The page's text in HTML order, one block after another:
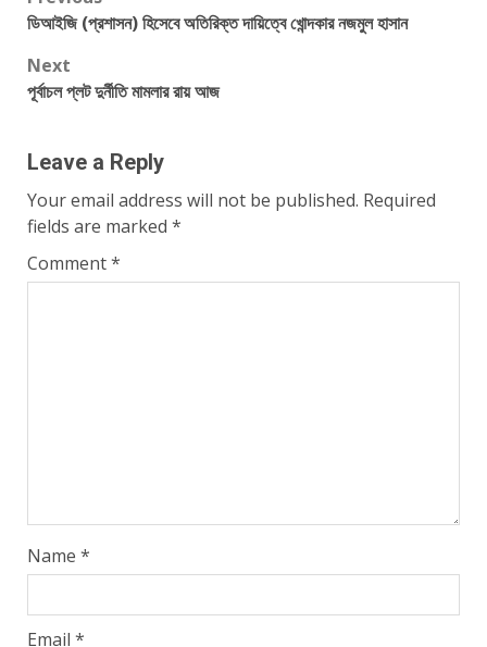
navigation
ডিআইজি (প্রশাসন) হিসেবে অতিরিক্ত দায়িত্বে খোন্দকার নজমুল হাসান
Next
পূর্বাচল প্লট দুর্নীতি মামলার রায় আজ
Leave a Reply
Your email address will not be published. Required
fields are marked *
Comment*
Name *
Email *